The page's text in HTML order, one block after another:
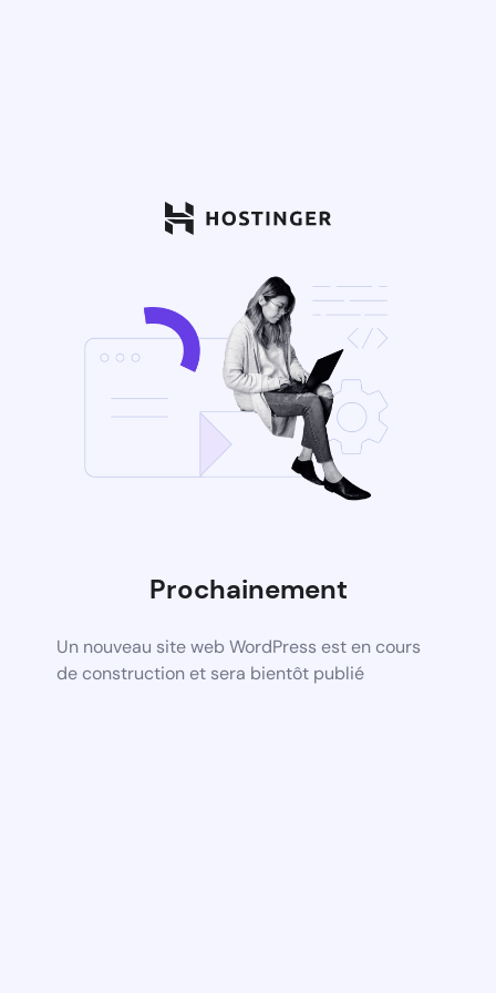
Prochainement
Un nouveau site web WordPress est en cours
de construction et sera bientôt publié